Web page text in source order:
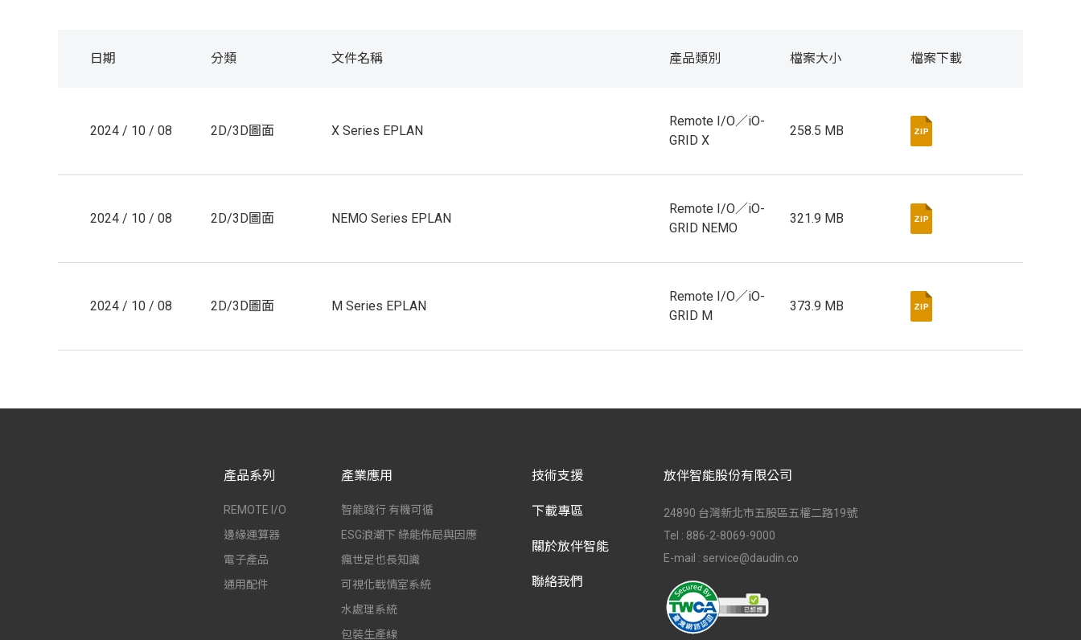
日期 分類 文件名稱 產品類別 檔案大小 檔案下載
2024 / 10 / 08 2D/3D圖面 X Series EPLAN
Remote I/O／iO-
GRID X
258.5 MB
2024 / 10 / 08 2D/3D圖面 NEMO Series EPLAN
Remote I/O／iO-
GRID NEMO
321.9 MB
2024 / 10 / 08 2D/3D圖面 M Series EPLAN
Remote I/O／iO-
GRID M
373.9 MB
產品系列
REMOTE I/O
邊緣運算器
電子產品
通用配件
產業應用
智能踐行 有機可循
ESG浪潮下 綠能佈局與因應
瘋世足也長知識
可視化戰情室系統
水處理系統
包裝生產線
技術支援
下載專區
關於放伴智能
聯絡我們
放伴智能股份有限公司
24890 台灣新北市五股區五權二路19號
Tel : 886-2-8069-9000
E-mail : service@daudin.co